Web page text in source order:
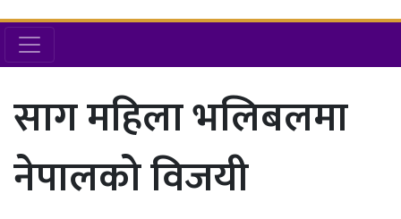
साग महिला भलिबलमा
नेपालको विजयी